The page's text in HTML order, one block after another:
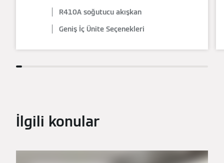
R410A soğutucu akışkan
Geniş İç Ünite Seçenekleri
İlgili konular